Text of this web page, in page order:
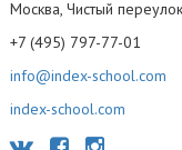
Москва, Чистый
+7 (495) 797-77-01
info@index-school.com
index-school.com